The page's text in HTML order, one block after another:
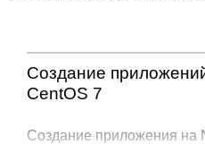
Создание
CentOS 7
Создание приложения на